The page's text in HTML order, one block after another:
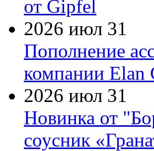
от Gipfel
2026 июл 31
Пополнение
компании Elan
2026 июл 31
Новинка от
соусник